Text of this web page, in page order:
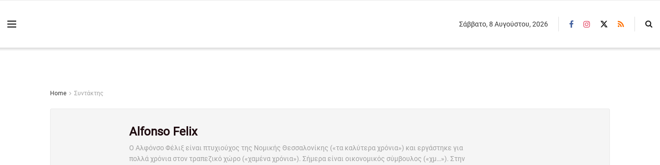
Σάββατο, 8 Αυγούστου, 2026
Home Συντάκτης
Alfonso Felix
Ο Αλφόνσο Φέλιξ είναι πτυχιούχος της Νομικής Θεσσαλονίκης («τα καλύτερα χρόνια») και εργάστηκε για
πολλά χρόνια στον τραπεζικό χώρο («χαμένα χρόνια»). Σήμερα είναι οικονομικός σύμβουλος («χμ…»). Στην